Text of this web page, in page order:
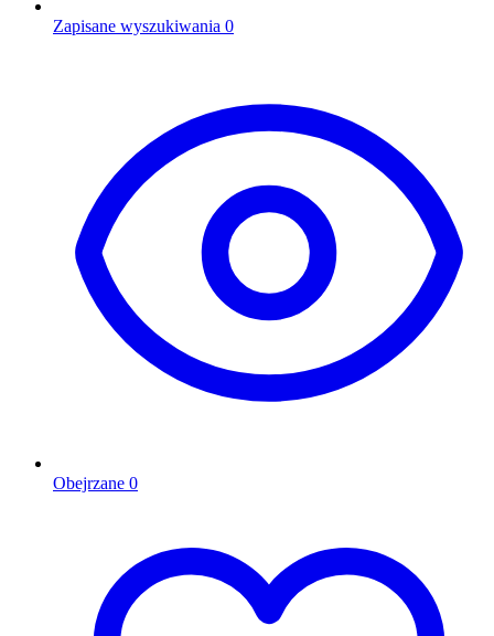
Zapisane wyszukiwania 0
Obejrzane 0